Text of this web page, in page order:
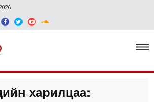
Улс төр, эдийн засаг
харилцаа: